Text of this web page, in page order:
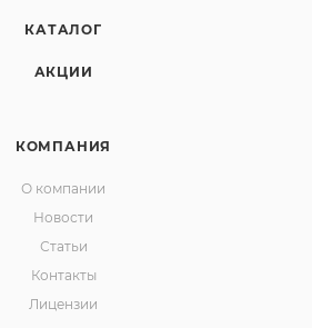
КАТАЛОГ
АКЦИИ
КОМПАНИЯ
О компании
Новости
Статьи
Контакты
Лицензии